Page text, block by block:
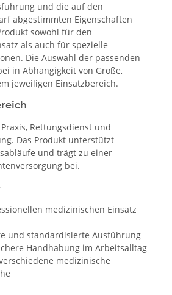
und die auf den
abgestimmten Eigenschaften
sowohl für den
als auch für spezielle
Die Auswahl der passenden
in Abhängigkeit von Größe,
jeweiligen Einsatzbereich.
Rettungsdienst und
Das Produkt unterstützt
und trägt zu einer
bei.
medizinischen Einsatz
und standardisierte Ausführung
Handhabung im Arbeitsalltag
medizinische